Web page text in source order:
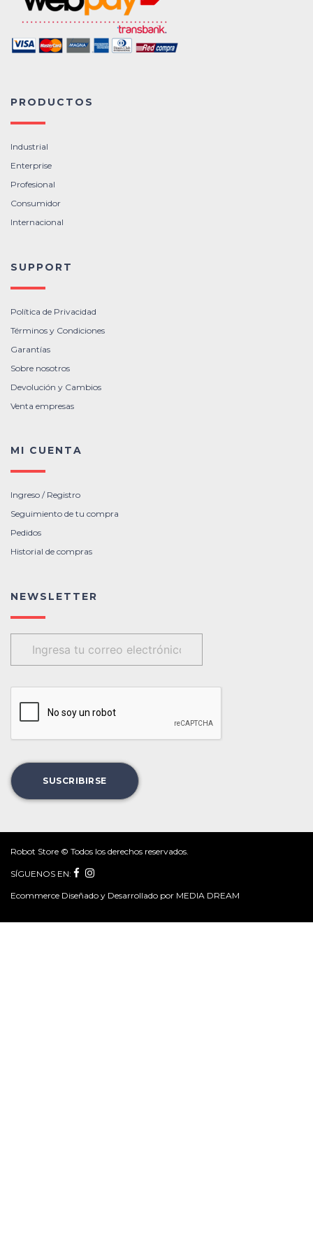
PRODUCTOS
Industrial
Enterprise
Profesional
Consumidor
Internacional
SUPPORT
Política de Privacidad
Términos y Condiciones
Garantías
Sobre nosotros
Devolución y Cambios
Venta empresas
MI CUENTA
Ingreso / Registro
Seguimiento de tu compra
Pedidos
Historial de compras
NEWSLETTER
Robot Store © Todos los derechos reservados.
SÍGUENOS EN:
Ecommerce Diseñado y Desarrollado por MEDIA DREAM